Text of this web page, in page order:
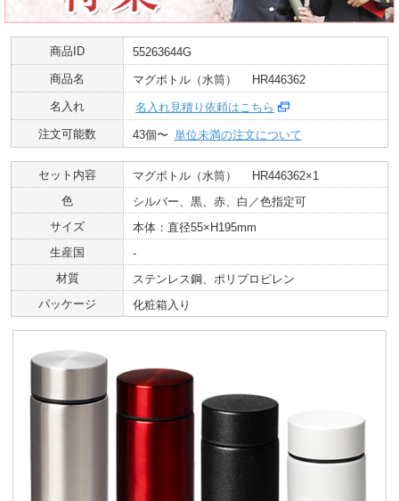
商品ID
55263644G
商品名
マグボトル（水筒） HR446362
名入れ
名入れ見積り依頼はこちら
注文可能数
43個〜 単位未満の注文について
セット内容
マグボトル（水筒） HR446362×1
色
シルバー、黒、赤、白／色指定可
サイズ
本体：直径55×H195mm
生産国
-
材質
ステンレス鋼、ポリプロピレン
パッケージ
化粧箱入り